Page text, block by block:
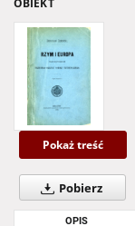
OBIEKT
Pokaż treść
Pobierz
OPIS